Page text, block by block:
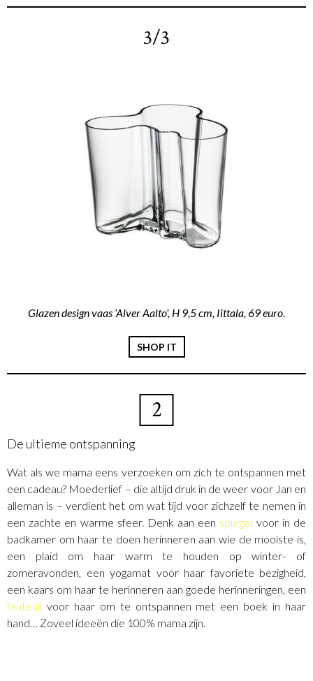
3/3
Glazen design vaas ‘Alver Aalto’, H 9,5 cm, Iittala, 69 euro.
SHOP IT
2
De ultieme ontspanning
Wat als we mama eens verzoeken om zich te ontspannen met
een cadeau? Moederlief – die altijd druk in de weer voor Jan en
alleman is – verdient het om wat tijd voor zichzelf te nemen in
een zachte en warme sfeer. Denk aan een spiegel voor in de
badkamer om haar te doen herinneren aan wie de mooiste is,
een plaid om haar warm te houden op winter- of
zomeravonden, een yogamat voor haar favoriete bezigheid,
een kaars om haar te herinneren aan goede herinneringen, een
fauteuil voor haar om te ontspannen met een boek in haar
hand… Zoveel ideeën die 100% mama zijn.